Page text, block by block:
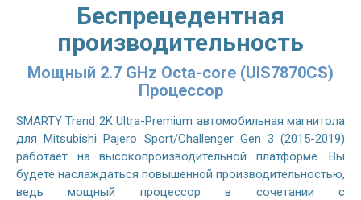
Беспрецедентная
производительность
Мощный 2.7 GHz Octa-core (UIS7870CS)
Процессор
SMARTY Trend 2K Ultra-Premium автомобильная магнитола
для Mitsubishi Pajero Sport/Challenger Gen 3 (2015-2019)
работает на высокопроизводительной платформе. Вы
будете наслаждаться повышенной производительностью,
ведь мощный процессор в сочетании с